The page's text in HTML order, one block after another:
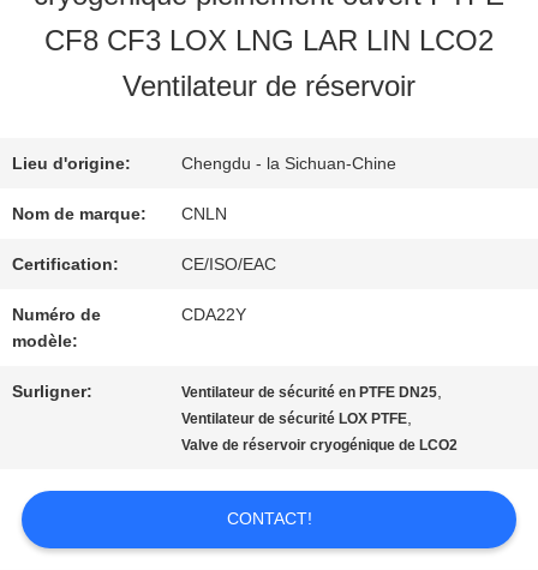
NOUS
D'USINE
CONTRÔLE
DE
CONTACTEZ-
NOUS
CF8 CF3 LOX LNG LAR LIN LCO2
Ventilateur de réservoir
Lieu d'origine: Chengdu - la Sichuan-Chine
Nom de marque: CNLN
Certification: CE/ISO/EAC
Numéro de
modèle:
CDA22Y
Surligner: Ventilateur de sécurité en PTFE DN25,
Ventilateur de sécurité LOX PTFE,
Valve de réservoir cryogénique de LCO2
CONTACT!